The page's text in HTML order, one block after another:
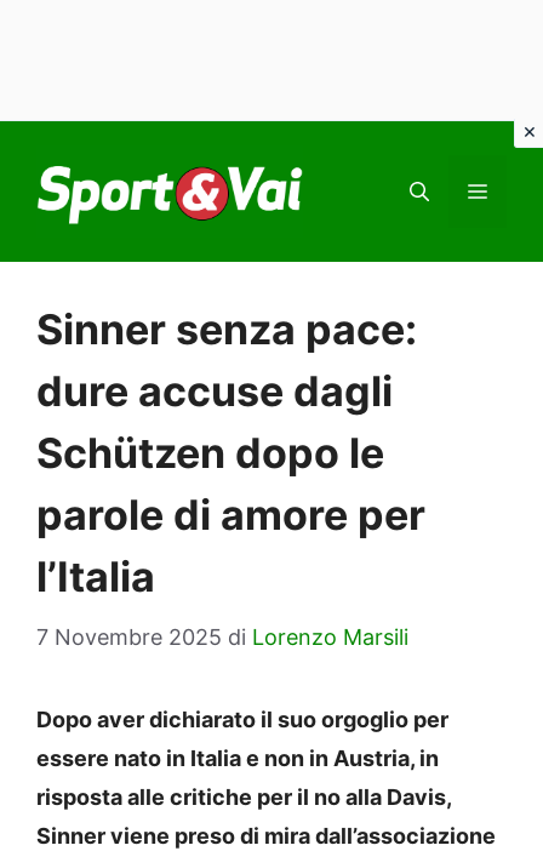
contenuto
Sinner senza pace:
dure accuse dagli
Schützen dopo le
parole di amore per
l’Italia
7 Novembre 2025 di Lorenzo Marsili
Dopo aver dichiarato il suo orgoglio per
essere nato in Italia e non in Austria, in
risposta alle critiche per il no alla Davis,
Sinner viene preso di mira dall’associazione